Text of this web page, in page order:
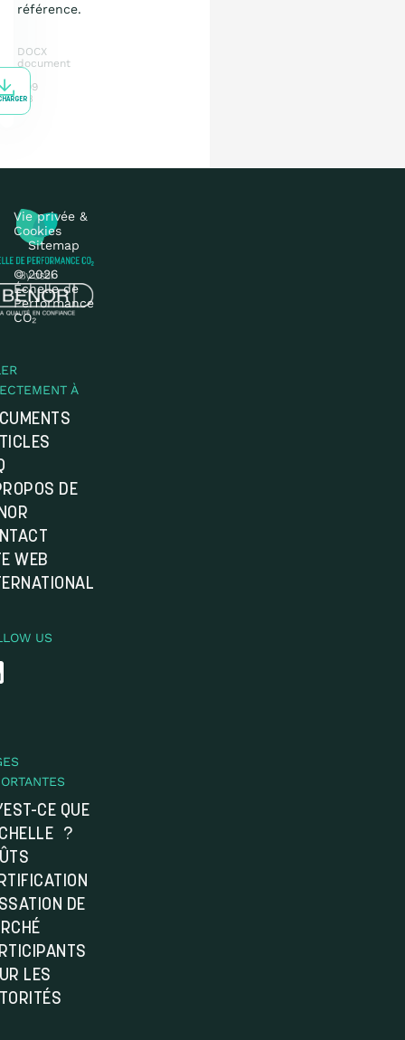
référence.
DOCX
document
7.09
MB
À
DE
WEB
US
CE QUE
?
DE
LES
© 2026
Échelle de
Performance
CO₂
Vie privée &
Cookies
Sitemap